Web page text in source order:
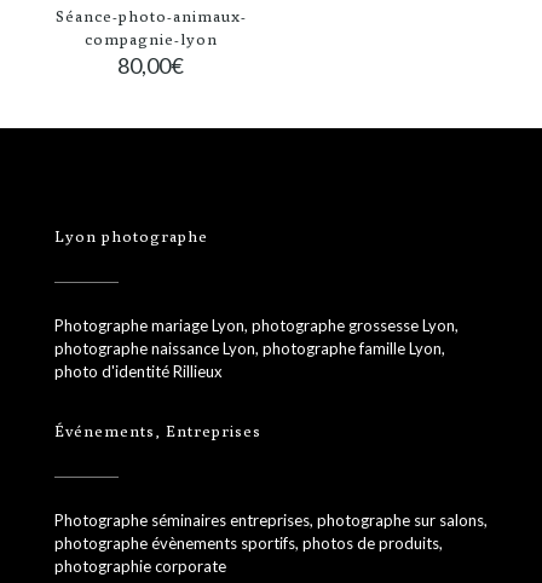
Séance-photo-animaux-
compagnie-lyon
80,00€
Lyon photographe
Photographe mariage Lyon, photographe grossesse Lyon,
photographe naissance Lyon, photographe famille Lyon,
photo d'identité Rillieux
Événements, Entreprises
Photographe séminaires entreprises, photographe sur salons,
photographe évènements sportifs, photos de produits,
photographie corporate